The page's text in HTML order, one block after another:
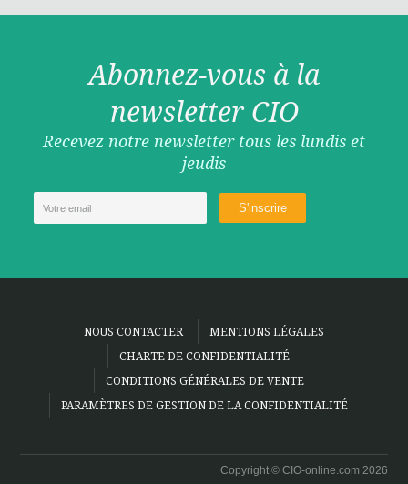
Abonnez-vous à la
newsletter CIO
Recevez notre newsletter tous les lundis et
jeudis
NOUS CONTACTER
MENTIONS LÉGALES
CHARTE DE CONFIDENTIALITÉ
CONDITIONS GÉNÉRALES DE VENTE
PARAMÈTRES DE GESTION DE LA CONFIDENTIALITÉ
Copyright © CIO-online.com 2026